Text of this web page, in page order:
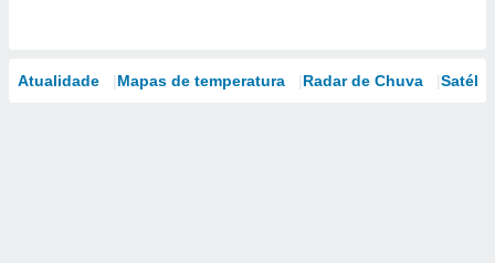
Atualidade Mapas de temperatura Radar de Chuva